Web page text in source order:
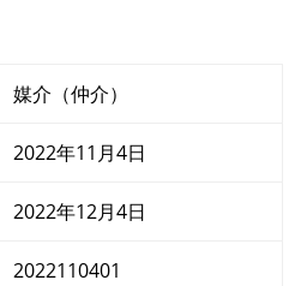
媒介（仲介）
2022年11月4日
2022年12月4日
2022110401